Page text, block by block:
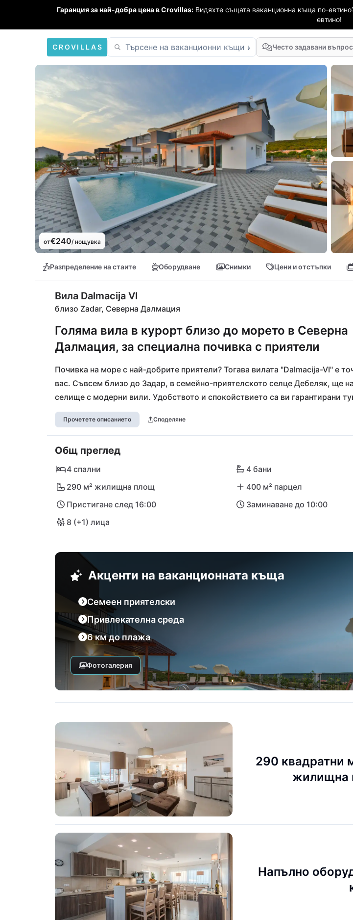
Гаранция за най-добра цена в Crovillas: Видяхте същата ваканционна къща по-
евтино!
CROVILLAS Често задавани
от€240/ нощувка
Разпределение на стаите Оборудване Снимки Цени и отстъпки
Вила Dalmacija VI
близо Zadar, Северна Далмация
Голяма вила в курорт близо до морето в Северна
Далмация, за специална почивка с приятели
Почивка на море с най-добрите приятели? Тогава вилата "Dalmacija-VI" е
вас. Съвсем близо до Задар, в семейно-приятелското селце Дебеляк, ще
селище с модерни вили. Удобството и спокойствието са ви гарантирани
голямо имение с басейн. Само на няколко километра по-далеч се намира и
с чудесни плажове и множество страхотни игрища за деца! Перфектната
вилата е осигурена благодарение на летището, разположено само на 9 км,
град Задар е само на 16 км разстояние.
Прочетете описанието Споделяне
Общ преглед
4 спални
4 бани
290 м² жилищна площ
400 м² парцел
Пристигане след 16:00
Заминаване до 10:00
8 (+1) лица
Акценти на ваканционната къща
Семеен приятелски
Привлекателна среда
6 км до плажа
Фотогалерия
290 квадратни
жилищна
Напълно